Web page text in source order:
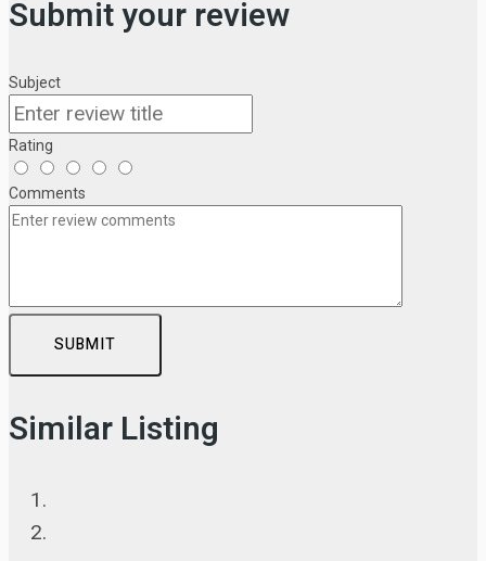
Submit your review
Subject
Rating
Comments
SUBMIT
Similar Listing